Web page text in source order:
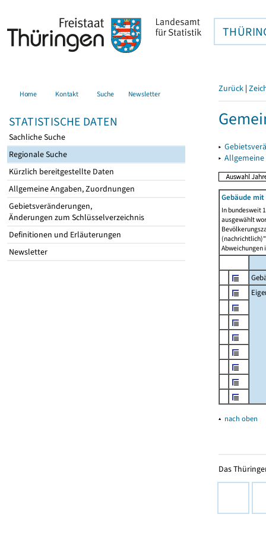
Home Kontakt Suche Newsletter
STATISTISCHE DATEN
Sachliche Suche
Regionale Suche
Kürzlich bereitgestellte Daten
Allgemeine Angaben, Zuordnungen
Gebietsveränderungen,
Änderungen zum Schlüsselverzeichnis
Definitionen und Erläuterungen
Newsletter
Zurück |
▸
▸
Gebäude
In bundesweit
ausgewählt
Abweichungen
▴ nach oben
Das